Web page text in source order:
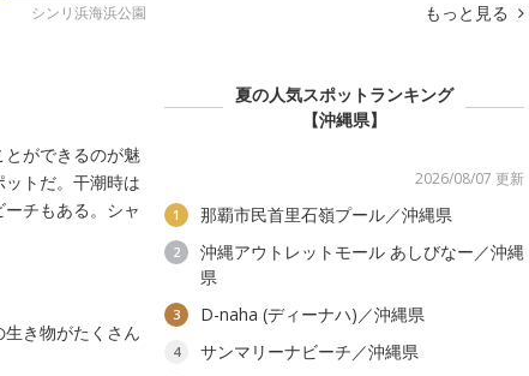
シンリ浜海浜公園
ができるのが魅
トだ。干潮時は
チもある。シャ
き物がたくさん
もっと見る
夏の人気スポットランキング
【沖縄県】
2026/08/07 更新
1 那覇市民首里石嶺プール／沖縄県
2
沖縄アウトレットモール あしびなー／沖縄
県
3 D-naha (ディーナハ)／沖縄県
4 サンマリーナビーチ／沖縄県